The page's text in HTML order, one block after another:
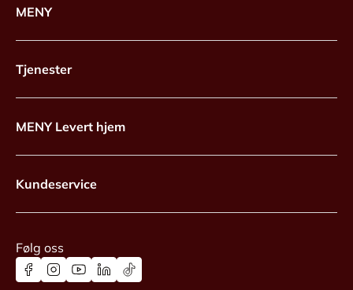
MENY
Tjenester
MENY Levert hjem
Kundeservice
Følg oss